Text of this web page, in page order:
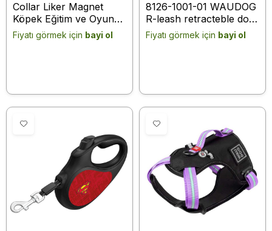
Collar Liker Magnet
Köpek Eğitim ve Oyun
Topu 7x30 Cm (6290)
Fiyatı görmek için bayi ol
8126-1001-01 WAUDOG
R-leash retracteble dog
leash, "Batman black"
design, reflective tape,
Fiyatı görmek için bayi ol